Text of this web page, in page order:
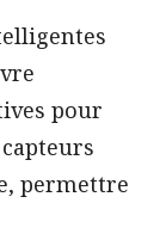
pour
permettre